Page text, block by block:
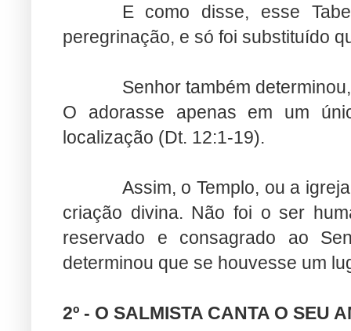
E como disse, esse
peregrinação, e só foi substituído
Senhor também
O adorasse apenas em um
localização (Dt. 12:1-19).
Assim, o Templo, ou a
criação divina. Não foi o ser
reservado e consagrado ao
determinou que se houvesse um
2º - O SALMISTA CANTA O SEU